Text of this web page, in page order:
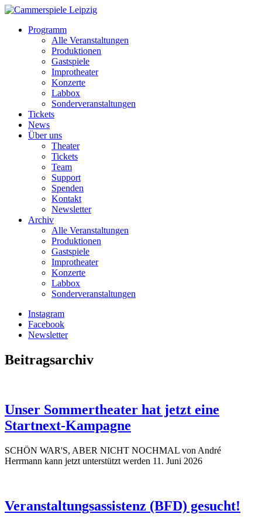
Programm
Alle Veranstaltungen
Produktionen
Gastspiele
Improtheater
Konzerte
Labbox
Sonderveranstaltungen
Tickets
News
Über uns
Theater
Tickets
Team
Support
Spenden
Kontakt
Newsletter
Archiv
Alle Veranstaltungen
Produktionen
Gastspiele
Improtheater
Konzerte
Labbox
Sonderveranstaltungen
Instagram
Facebook
Newsletter
Beitragsarchiv
Unser Sommertheater hat jetzt eine
Startnext-Kampagne
SCHÖN WAR'S, ABER NICHT NOCHMAL von André
Herrmann kann jetzt unterstützt werden 11. Juni 2026
Veranstaltungsassistenz (BFD) gesucht!